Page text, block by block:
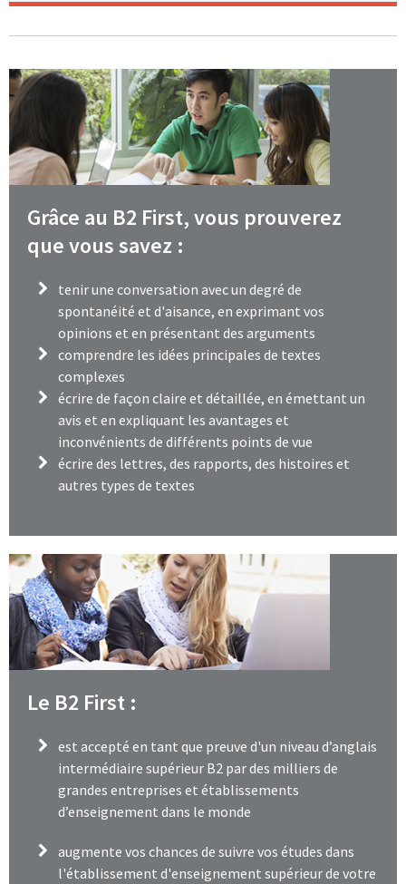
Grâce au B2 First, vous prouverez
que vous savez :
tenir une conversation avec un degré de
spontanéité et d'aisance, en exprimant vos
opinions et en présentant des arguments
comprendre les idées principales de textes
complexes
écrire de façon claire et détaillée, en émettant un
avis et en expliquant les avantages et
inconvénients de différents points de vue
écrire des lettres, des rapports, des histoires et
autres types de textes
Le B2 First :
est accepté en tant que preuve d'un niveau d’anglais
intermédiaire supérieur B2 par des milliers de
grandes entreprises et établissements
d’enseignement dans le monde
augmente vos chances de suivre vos études dans
l'établissement d'enseignement supérieur de votre